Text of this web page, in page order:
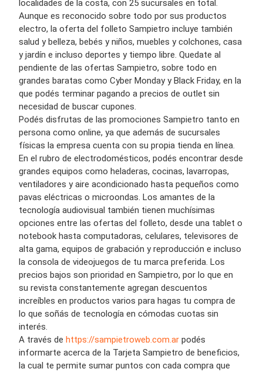
localidades de la costa, con 25 sucursales en total.
Aunque es reconocido sobre todo por sus productos
electro, la oferta del folleto Sampietro incluye también
salud y belleza, bebés y niños, muebles y colchones, casa
y jardín e incluso deportes y tiempo libre. Quedate al
pendiente de las ofertas Sampietro, sobre todo en
grandes baratas como Cyber Monday y Black Friday, en la
que podés terminar pagando a precios de outlet sin
necesidad de buscar cupones.
Podés disfrutas de las promociones Sampietro tanto en
persona como online, ya que además de sucursales
físicas la empresa cuenta con su propia tienda en línea.
En el rubro de electrodomésticos, podés encontrar desde
grandes equipos como heladeras, cocinas, lavarropas,
ventiladores y aire acondicionado hasta pequeños como
pavas eléctricas o microondas. Los amantes de la
tecnología audiovisual también tienen muchísimas
opciones entre las ofertas del folleto, desde una tablet o
notebook hasta computadoras, celulares, televisores de
alta gama, equipos de grabación y reproducción e incluso
la consola de videojuegos de tu marca preferida. Los
precios bajos son prioridad en Sampietro, por lo que en
su revista constantemente agregan descuentos
increíbles en productos varios para hagas tu compra de
lo que soñás de tecnología en cómodas cuotas sin
interés.
A través de https://sampietroweb.com.ar podés
informarte acerca de la Tarjeta Sampietro de beneficios,
la cual te permite sumar puntos con cada compra que